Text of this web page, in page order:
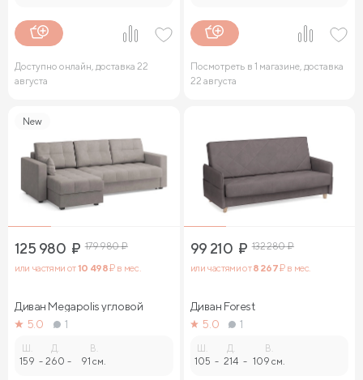
Доступно онлайн, доставка 22
августа
Посмотреть в 1 магазине, доставка
22 августа
New
125 980 ₽ 179 980₽
или частями от10 498₽ в мес.
Диван Megapolis угловой
5.0
1
Ш.
159 -
Д.
260 -
В.
91 см.
99 210 ₽ 132 280₽
или частями от8 267₽ в мес.
Диван Forest
5.0
1
Ш.
105 -
Д.
214 -
В.
109 см.